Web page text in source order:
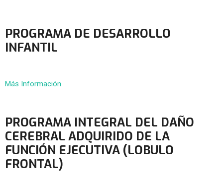
PROGRAMA DE DESARROLLO
INFANTIL
Más Información
PROGRAMA INTEGRAL DEL DAÑO
CEREBRAL ADQUIRIDO DE LA
FUNCIÓN EJECUTIVA (LOBULO
FRONTAL)